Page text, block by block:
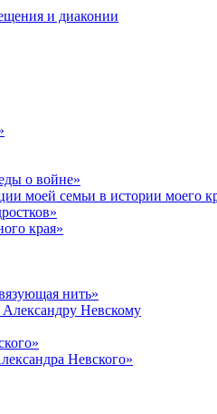
и диаконии
о войне»
моей семьи в истории моего
края»
нить»
Невскому
Невского»